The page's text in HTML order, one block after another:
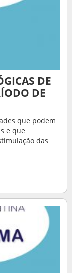
DE
DE
que podem
e que
das